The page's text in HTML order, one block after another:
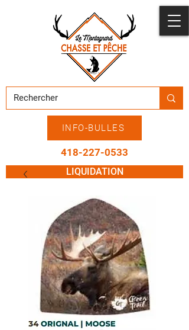
INFO-BULLES
418-227-0533
LIQUIDATION